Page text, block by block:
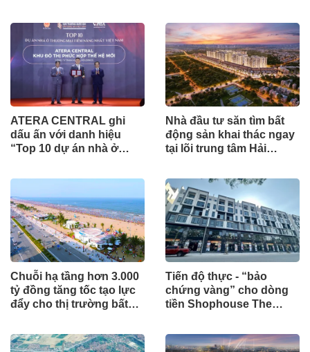
ATERA CENTRAL ghi
dấu ấn với danh hiệu
“Top 10 dự án nhà ở
nhất Việt Nam”
Nhà đầu tư săn tìm bất
động sản khai thác ngay
tại lõi trung tâm Hải
Chuỗi hạ tầng hơn 3.000
tỷ đồng tăng tốc tạo lực
đẩy cho thị trường bất
Tiến độ thực - “bảo
chứng vàng” cho dòng
tiền Shophouse The